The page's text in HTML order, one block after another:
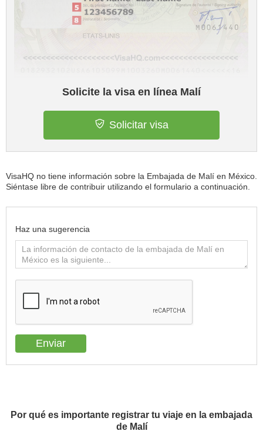
Por qué es importante registrar tu viaje en la embajada
de Malí
Solicite la visa en línea Malí
Solicitar visa
VisaHQ no tiene información sobre la Embajada de Malí en México.
Siéntase libre de contribuir utilizando el formulario a continuación.
Haz una sugerencia